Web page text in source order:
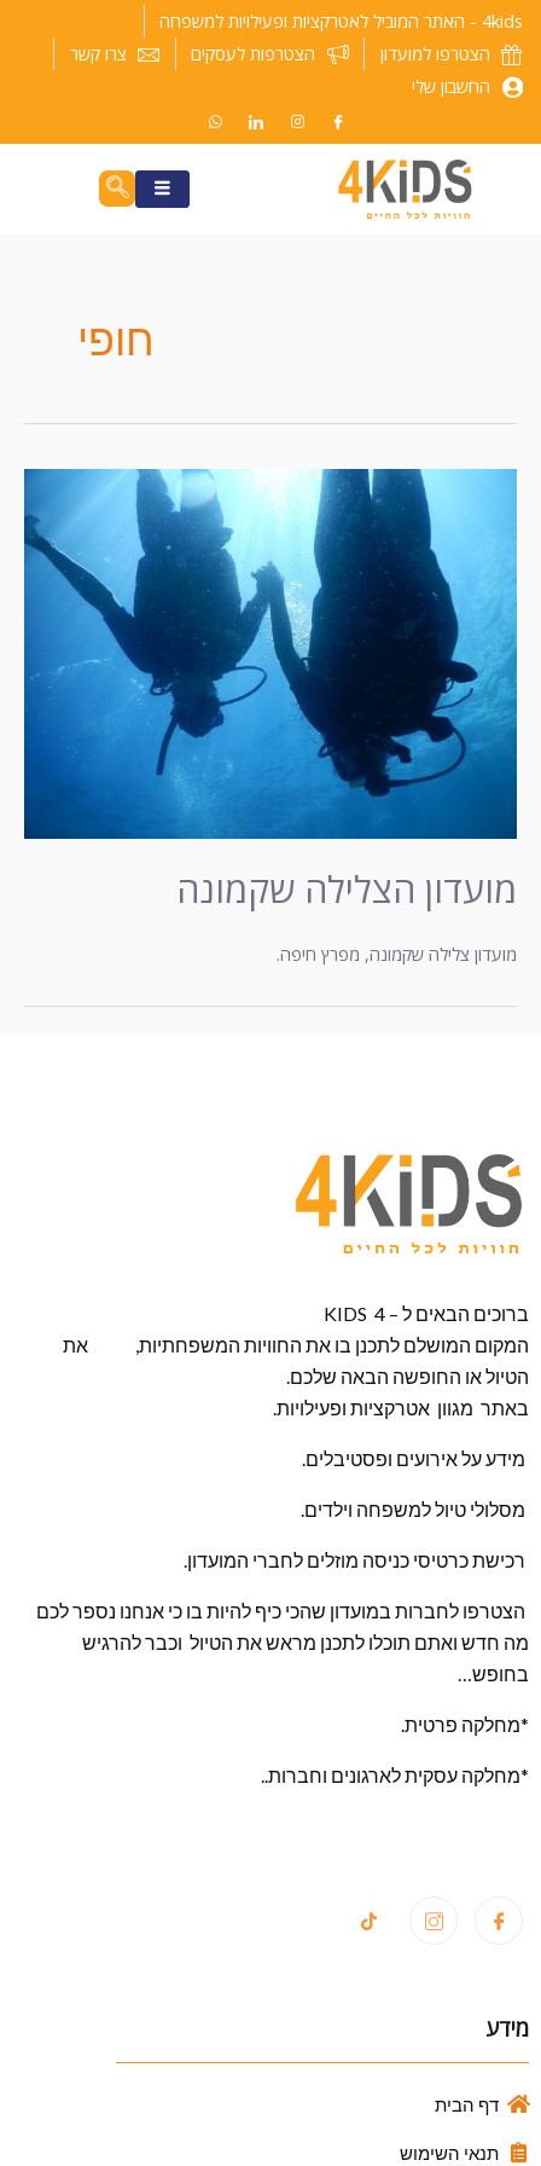
דילוג
לתוכן
4kids - האתר המוביל לאטרקציות ופעילויות למשפחה
הצטרפו למועדון
הצטרפות לעסקים
צרו קשר
החשבון שלי
חופי
מועדון הצלילה שקמונה
מועדון צלילה שקמונה, מפרץ חיפה.
ברוכים הבאים ל – KIDS 4
המקום המושלם לתכנן בו את החוויות המשפחתיות, את
הטיול או החופשה הבאה שלכם.
באתר מגוון אטרקציות ופעילויות.
מידע על אירועים ופסטיבלים.
מסלולי טיול למשפחה וילדים.
רכישת כרטיסי כניסה מוזלים לחברי המועדון.
הצטרפו לחברות במועדון שהכי כיף להיות בו כי אנחנו נספר לכם
מה חדש ואתם תוכלו לתכנן מראש את הטיול וכבר להרגיש
בחופש…
*מחלקה פרטית.
*מחלקה עסקית לארגונים וחברות..
מידע
דף הבית
תנאי השימוש